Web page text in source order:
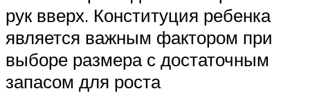
рук вверх. Конституция ребенка
является важным фактором при
выборе размера с достаточным
запасом для роста